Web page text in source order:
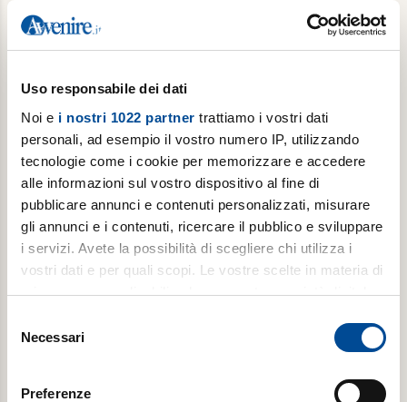
Uso responsabile dei dati
Noi e i nostri 1022 partner trattiamo i vostri dati
personali, ad esempio il vostro numero IP, utilizzando
tecnologie come i cookie per memorizzare e accedere
alle informazioni sul vostro dispositivo al fine di
pubblicare annunci e contenuti personalizzati, misurare
gli annunci e i contenuti, ricercare il pubblico e sviluppare
i servizi. Avete la possibilità di scegliere chi utilizza i
vostri dati e per quali scopi. Le vostre scelte in materia di
privacy sono applicabili solo su questa proprietà digitale
modificare o revocare il proprio consenso in qualsiasi
momento dalla Dichiarazione sui cookie o facendo clic
delNecessari
Preferenze
Acquista
Abbonamento scuola il giovedì
Popotus con Avvenire ogni giovedì (con interruzione